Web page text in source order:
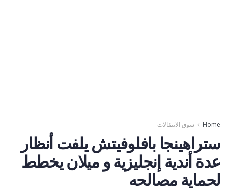
Home سوق الانتقالات
ستراهينجا بافلوفيتش يلفت أنظار
عدة أندية إنجليزية و ميلان يخطط
لحماية مصالحه